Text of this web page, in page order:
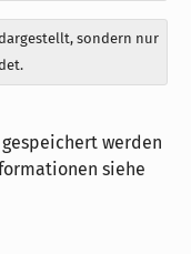
sondern nur
werden
siehe